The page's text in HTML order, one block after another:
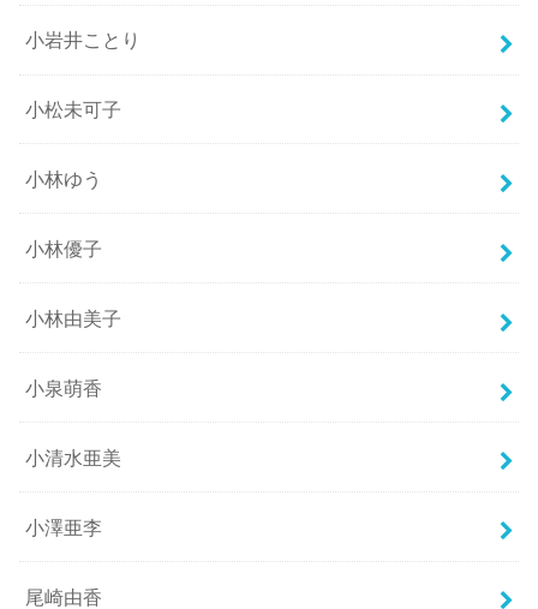
小岩井ことり
小松未可子
小林ゆう
小林優子
小林由美子
小泉萌香
小清水亜美
小澤亜李
尾崎由香